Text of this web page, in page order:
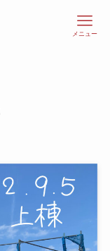
メニュー